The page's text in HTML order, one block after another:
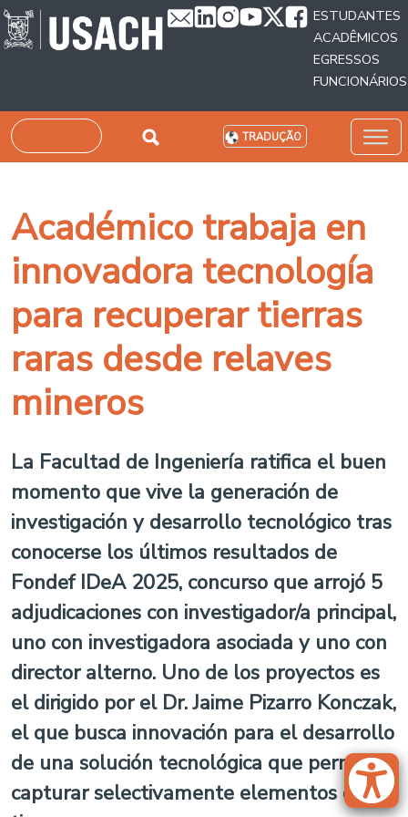
Passar para o conteúdo principal
ESTUDANTES
ACADÊMICOS
EGRESSOS
FUNCIONÁRIOS
Pesquisar TRADUÇÃO
Académico trabaja en
innovadora tecnología
para recuperar tierras
raras desde relaves
mineros
La Facultad de Ingeniería ratifica el buen
momento que vive la generación de
investigación y desarrollo tecnológico tras
conocerse los últimos resultados de
Fondef IDeA 2025, concurso que arrojó 5
adjudicaciones con investigador/a principal,
uno con investigadora asociada y uno con
director alterno. Uno de los proyectos es
el dirigido por el Dr. Jaime Pizarro Konczak,
el que busca innovación para el desarrollo
de una solución tecnológica que permita
capturar selectivamente elementos de